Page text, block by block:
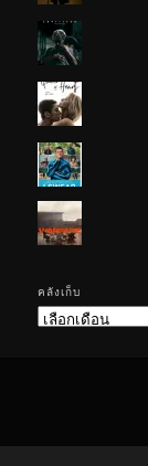
คลังเก็บ
คลัง